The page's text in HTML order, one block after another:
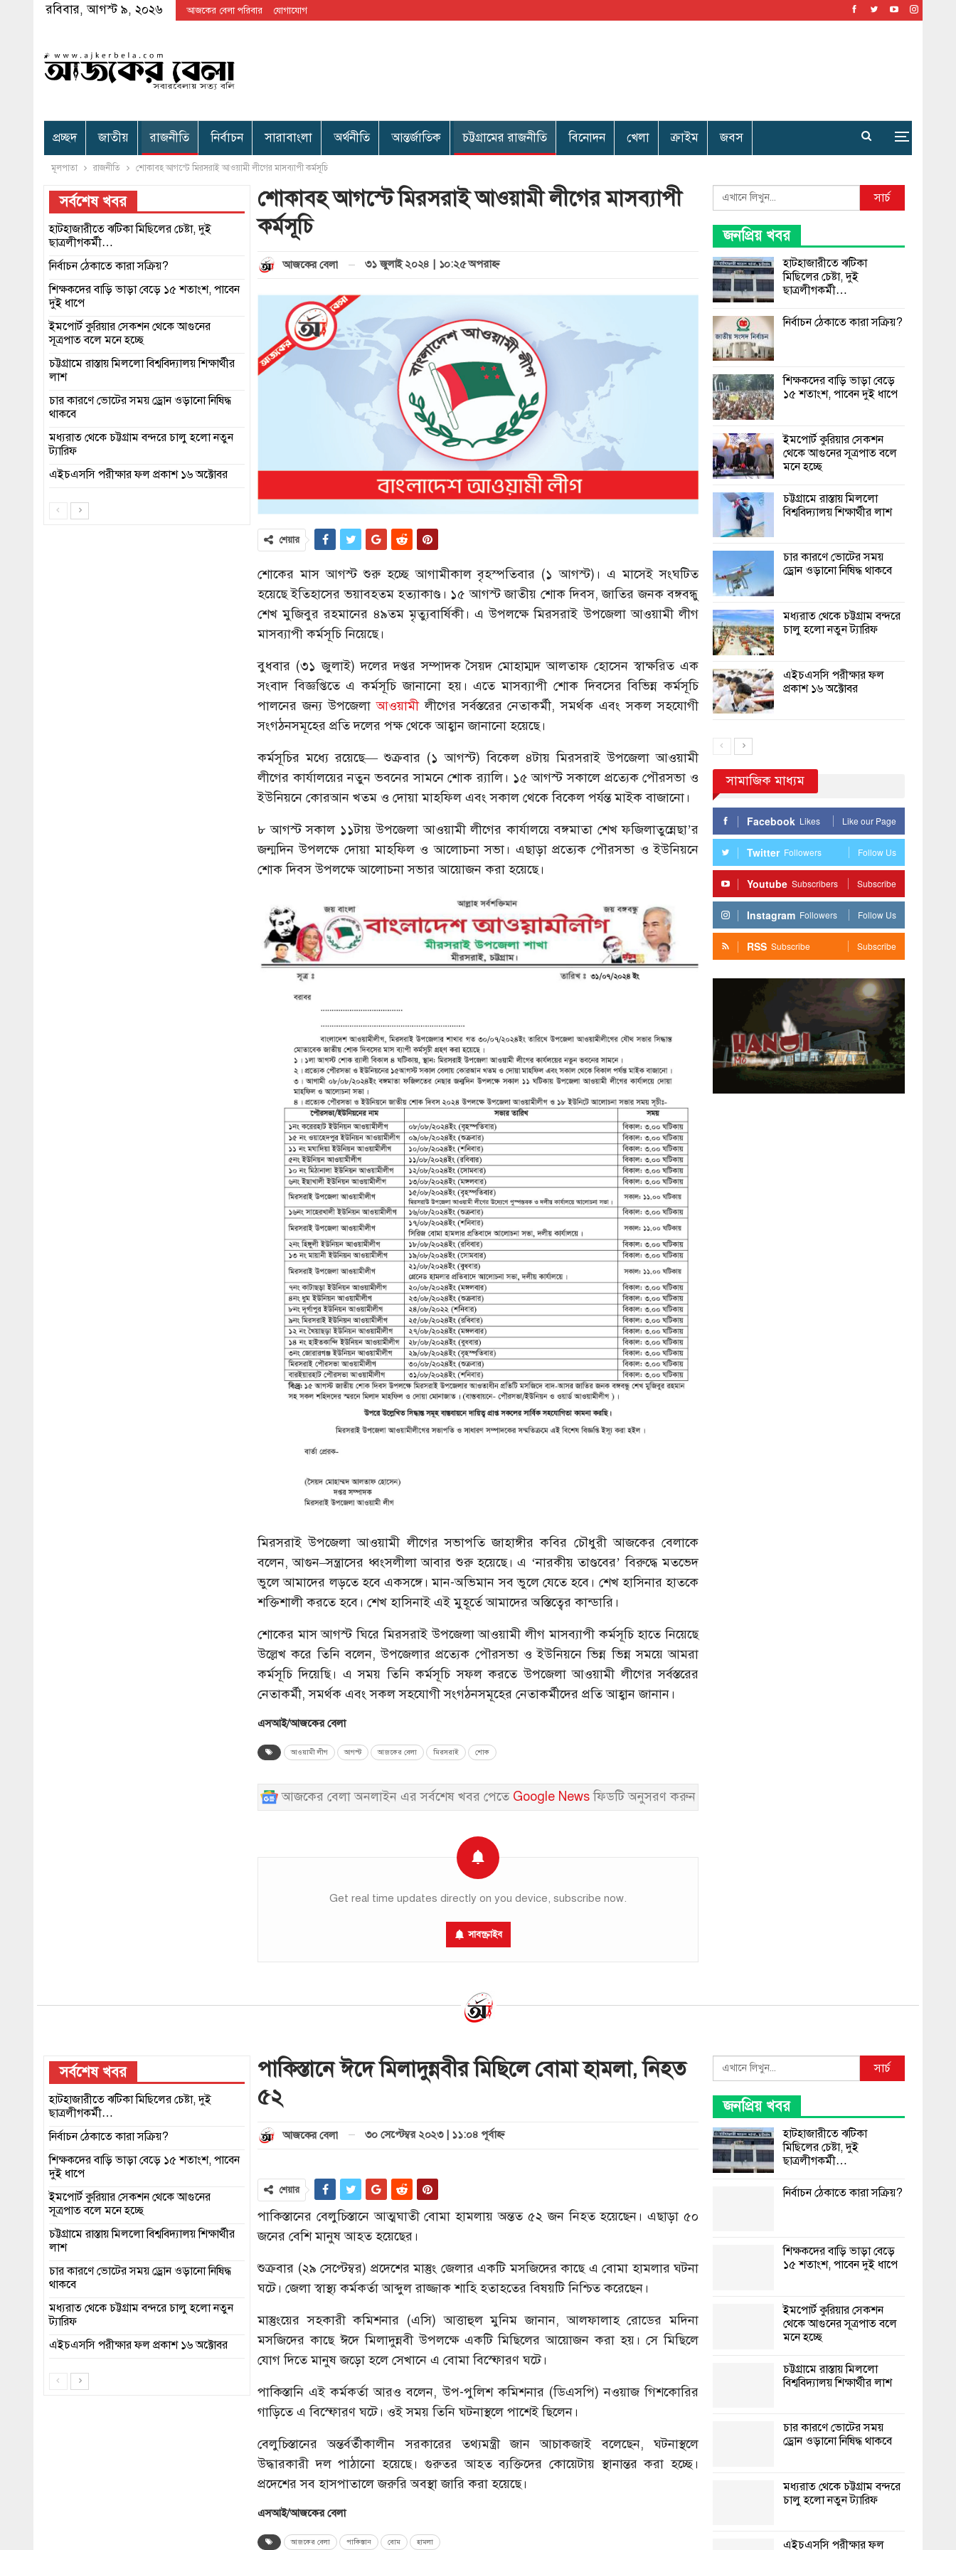
রবিবার, আগস্ট ৯, ২০২৬ আজকের বেলা পরিবার যোগাযোগ
প্রচ্ছদ জাতীয় রাজনীতি নির্বাচন সারাবাংলা অর্থনীতি আন্তর্জাতিক চট্টগ্রামের রাজনীতি বিনোদন খেলা ক্রাইম জবস
মূলপাতা রাজনীতি শোকাবহ আগস্টে মিরসরাই আওয়ামী লীগের মাসব্যাপী কর্মসূচি
শোকাবহ আগস্টে মিরসরাই আওয়ামী লীগের মাসব্যাপী
কর্মসূচি
আজকের বেলা ৩১ জুলাই ২০২৪ | ১০:২৫ অপরাহ্ণ
শেয়ার
শোকের মাস আগস্ট শুরু হচ্ছে আগামীকাল বৃহস্পতিবার (১ আগস্ট)। এ মাসেই সংঘটিত
হয়েছে ইতিহাসের ভয়াবহতম হত্যাকাণ্ড। ১৫ আগস্ট জাতীয় শোক দিবস, জাতির জনক বঙ্গবন্ধু
শেখ মুজিবুর রহমানের ৪৯তম মৃত্যুবার্ষিকী। এ উপলক্ষে মিরসরাই উপজেলা আওয়ামী লীগ
মাসব্যাপী কর্মসূচি নিয়েছে।
বুধবার (৩১ জুলাই) দলের দপ্তর সম্পাদক সৈয়দ মোহাম্মদ আলতাফ হোসেন স্বাক্ষরিত এক
সংবাদ বিজ্ঞপ্তিতে এ কর্মসূচি জানানো হয়। এতে মাসব্যাপী শোক দিবসের বিভিন্ন কর্মসূচি
পালনের জন্য উপজেলাআওয়ামীলীগের সর্বস্তরের নেতাকর্মী, সমর্থক এবং সকল সহযোগী
সংগঠনসমূহের প্রতি দলের পক্ষ থেকে আহ্বান জানানো হয়েছে।
কর্মসূচির মধ্যে রয়েছে— শুক্রবার (১ আগস্ট) বিকেল ৪টায় মিরসরাই উপজেলা আওয়ামী
লীগের কার্যালয়ের নতুন ভবনের সামনে শোক র‌্যালি। ১৫ আগস্ট সকালে প্রত্যেক পৌরসভা ও
ইউনিয়নে কোরআন খতম ও দোয়া মাহফিল এবং সকাল থেকে বিকেল পর্যন্ত মাইক বাজানো।
৮ আগস্ট সকাল ১১টায় উপজেলা আওয়ামী লীগের কার্যালয়ে বঙ্গমাতা শেখ ফজিলাতুন্নেছা’র
জন্মদিন উপলক্ষে দোয়া মাহফিল ও আলোচনা সভা। এছাড়া প্রত্যেক পৌরসভা ও ইউনিয়নে
শোক দিবস উপলক্ষে আলোচনা সভার আয়োজন করা হয়েছে।
মিরসরাই উপজেলা আওয়ামী লীগের সভাপতি জাহাঙ্গীর কবির চৌধুরী আজকের বেলাকে
বলেন, আগুন–সন্ত্রাসের ধ্বংসলীলা আবার শুরু হয়েছে। এ ‘নারকীয় তাণ্ডবের’ বিরুদ্ধে মতভেদ
ভুলে আমাদের লড়তে হবে একসঙ্গে। মান-অভিমান সব ভুলে যেতে হবে। শেখ হাসিনার হাতকে
শক্তিশালী করতে হবে। শেখ হাসিনাই এই মুহূর্তে আমাদের অস্তিত্বের কান্ডারি।
শোকের মাস আগস্ট ঘিরে মিরসরাই উপজেলা আওয়ামী লীগ মাসব্যাপী কর্মসূচি হাতে নিয়েছে
উল্লেখ করে তিনি বলেন, উপজেলার প্রত্যেক পৌরসভা ও ইউনিয়নে ভিন্ন ভিন্ন সময়ে আমরা
কর্মসূচি দিয়েছি। এ সময় তিনি কর্মসূচি সফল করতে উপজেলা আওয়ামী লীগের সর্বস্তরের
নেতাকর্মী, সমর্থক এবং সকল সহযোগী সংগঠনসমূহের নেতাকর্মীদের প্রতি আহ্বান জানান।
এসআই/আজকের বেলা
আওয়ামী লীগ আগস্ট আজকের বেলা মিরসরাই শোক
আজকের বেলা অনলাইন এর সর্বশেষ খবর পেতে Google Newsফিডটি অনুসরণ করুন
Get real time updates directly on you device, subscribe now.
সাবস্ক্রাইব
Search সার্চ
জনপ্রিয় খবর
হাটহাজারীতে ঝটিকা
মিছিলের চেষ্টা, দুই
ছাত্রলীগকর্মী…
নির্বাচন ঠেকাতে কারা সক্রিয়?
শিক্ষকদের বাড়ি ভাড়া বেড়ে
১৫ শতাংশ, পাবেন দুই ধাপে
ইমপোর্ট কুরিয়ার সেকশন
থেকে আগুনের সূত্রপাত বলে
মনে হচ্ছে
চট্টগ্রামে রাস্তায় মিললো
বিশ্ববিদ্যালয় শিক্ষার্থীর লাশ
চার কারণে ভোটের সময়
ড্রোন ওড়ানো নিষিদ্ধ থাকবে
মধ্যরাত থেকে চট্টগ্রাম বন্দরে
চালু হলো নতুন ট্যারিফ
এইচএসসি পরীক্ষার ফল
প্রকাশ ১৬ অক্টোবর
সামাজিক মাধ্যম
Facebook Likes Like our Page
Twitter Followers Follow Us
Youtube Subscribers Subscribe
Instagram Followers Follow Us
RSS Subscribe Subscribe
সর্বশেষ খবর
হাটহাজারীতে ঝটিকা মিছিলের চেষ্টা, দুই
ছাত্রলীগকর্মী…
নির্বাচন ঠেকাতে কারা সক্রিয়?
শিক্ষকদের বাড়ি ভাড়া বেড়ে ১৫ শতাংশ, পাবেন
দুই ধাপে
ইমপোর্ট কুরিয়ার সেকশন থেকে আগুনের
সূত্রপাত বলে মনে হচ্ছে
চট্টগ্রামে রাস্তায় মিললো বিশ্ববিদ্যালয় শিক্ষার্থীর
লাশ
চার কারণে ভোটের সময় ড্রোন ওড়ানো নিষিদ্ধ
থাকবে
মধ্যরাত থেকে চট্টগ্রাম বন্দরে চালু হলো নতুন
ট্যারিফ
এইচএসসি পরীক্ষার ফল প্রকাশ ১৬ অক্টোবর
পাকিস্তানে ঈদে মিলাদুন্নবীর মিছিলে বোমা হামলা, নিহত
৫২
আজকের বেলা ৩০ সেপ্টেম্বর ২০২৩ | ১১:০৪ পূর্বাহ্ণ
শেয়ার
পাকিস্তানের বেলুচিস্তানে আত্মঘাতী বোমা হামলায় অন্তত ৫২ জন নিহত হয়েছেন। এছাড়া ৫০
জনের বেশি মানুষ আহত হয়েছের।
শুক্রবার (২৯ সেপ্টেম্বর) প্রদেশের মাস্তুং জেলার একটি মসজিদের কাছে এ বোমা হামলার ঘটনা
ঘটে। জেলা স্বাস্থ্য কর্মকর্তা আব্দুল রাজ্জাক শাহি হতাহতের বিষয়টি নিশ্চিত করেছেন।
মাস্তুংয়ের সহকারী কমিশনার (এসি) আত্তাহুল মুনিম জানান, আলফালাহ রোডের মদিনা
মসজিদের কাছে ঈদে মিলাদুন্নবী উপলক্ষে একটি মিছিলের আয়োজন করা হয়। সে মিছিলে
যোগ দিতে মানুষ জড়ো হলে সেখানে এ বোমা বিস্ফোরণ ঘটে।
পাকিস্তানি এই কর্মকর্তা আরও বলেন, উপ-পুলিশ কমিশনার (ডিএসপি) নওয়াজ গিশকোরির
গাড়িতে এ বিস্ফোরণ ঘটে। ওই সময় তিনি ঘটনাস্থলে পাশেই ছিলেন।
বেলুচিস্তানের অন্তর্বর্তীকালীন সরকারের তথ্যমন্ত্রী জান আচাকজাই বলেছেন, ঘটনাস্থলে
উদ্ধারকারী দল পাঠানো হয়েছে। গুরুতর আহত ব্যক্তিদের কোয়েটায় স্থানান্তর করা হচ্ছে।
প্রদেশের সব হাসপাতালে জরুরি অবস্থা জারি করা হয়েছে।
এসআই/আজকের বেলা
আজকের বেলা পাকিস্তান বোম হামলা
Search সার্চ
জনপ্রিয় খবর
হাটহাজারীতে ঝটিকা
মিছিলের চেষ্টা, দুই
ছাত্রলীগকর্মী…
নির্বাচন ঠেকাতে কারা সক্রিয়?
শিক্ষকদের বাড়ি ভাড়া বেড়ে
১৫ শতাংশ, পাবেন দুই ধাপে
ইমপোর্ট কুরিয়ার সেকশন
থেকে আগুনের সূত্রপাত বলে
মনে হচ্ছে
চট্টগ্রামে রাস্তায় মিললো
বিশ্ববিদ্যালয় শিক্ষার্থীর লাশ
চার কারণে ভোটের সময়
ড্রোন ওড়ানো নিষিদ্ধ থাকবে
মধ্যরাত থেকে চট্টগ্রাম বন্দরে
চালু হলো নতুন ট্যারিফ
এইচএসসি পরীক্ষার ফল
সর্বশেষ খবর
হাটহাজারীতে ঝটিকা মিছিলের চেষ্টা, দুই
ছাত্রলীগকর্মী…
নির্বাচন ঠেকাতে কারা সক্রিয়?
শিক্ষকদের বাড়ি ভাড়া বেড়ে ১৫ শতাংশ, পাবেন
দুই ধাপে
ইমপোর্ট কুরিয়ার সেকশন থেকে আগুনের
সূত্রপাত বলে মনে হচ্ছে
চট্টগ্রামে রাস্তায় মিললো বিশ্ববিদ্যালয় শিক্ষার্থীর
লাশ
চার কারণে ভোটের সময় ড্রোন ওড়ানো নিষিদ্ধ
থাকবে
মধ্যরাত থেকে চট্টগ্রাম বন্দরে চালু হলো নতুন
ট্যারিফ
এইচএসসি পরীক্ষার ফল প্রকাশ ১৬ অক্টোবর